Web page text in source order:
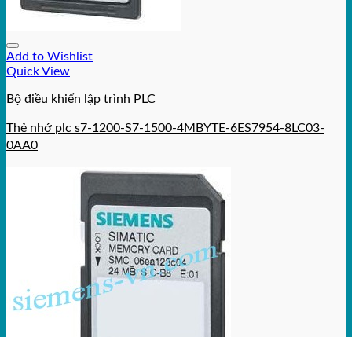
Add to Wishlist
Quick View
Bộ điều khiển lập trình PLC
Thẻ nhớ plc s7-1200-S7-1500-4MBYTE-6ES7954-8LC03-
0AA0